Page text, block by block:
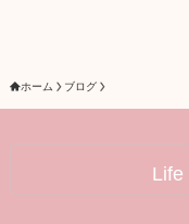
ホーム ブログ
Life